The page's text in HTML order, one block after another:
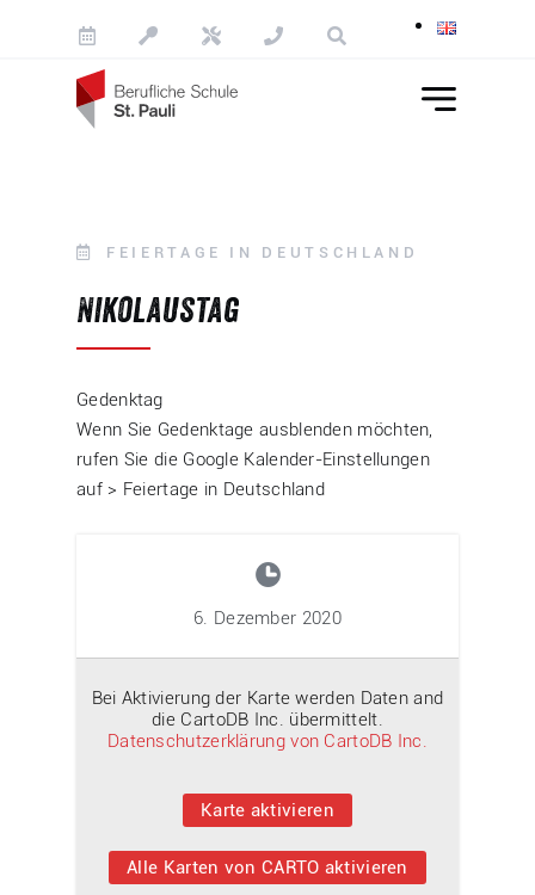
FEIERTAGE IN DEUTSCHLAND
Nikolaustag
Gedenktag
Wenn Sie Gedenktage ausblenden möchten,
rufen Sie die Google Kalender-Einstellungen
auf > Feiertage in Deutschland
6. Dezember 2020
Bei Aktivierung der Karte werden Daten and
die CartoDB Inc. übermittelt.
Datenschutzerklärung von CartoDB Inc.
Karte aktivieren
Alle Karten von CARTO aktivieren